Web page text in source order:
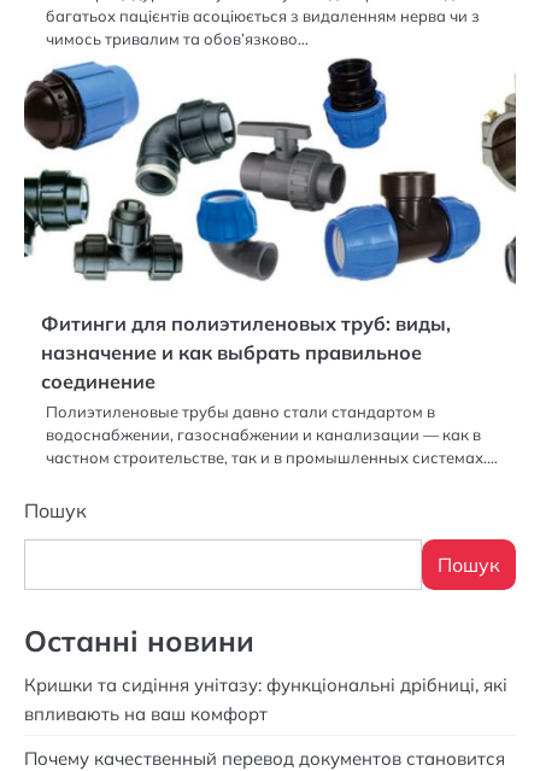
багатьох пацієнтів асоціюється з видаленням нерва чи з
чимось тривалим та обов’язково…
Фитинги для полиэтиленовых труб: виды,
назначение и как выбрать правильное
соединение
Полиэтиленовые трубы давно стали стандартом в
водоснабжении, газоснабжении и канализации — как в
частном строительстве, так и в промышленных системах.…
Пошук
Пошук
Останні новини
Кришки та сидіння унітазу: функціональні дрібниці, які
впливають на ваш комфорт
Почему качественный перевод документов становится